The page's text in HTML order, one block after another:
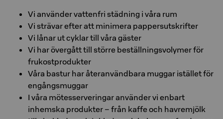
Vi använder vattenfri städning i våra rum
Vi strävar efter att minimera pappersutskrifter
Vi lånar ut cyklar till våra gäster
Vi har övergått till större beställningsvolymer för
frukostprodukter
Våra bastur har återanvändbara muggar istället för
engångsmuggar
I våra mötesserveringar använder vi enbart
inhemska produkter – från kaffe och havremjölk